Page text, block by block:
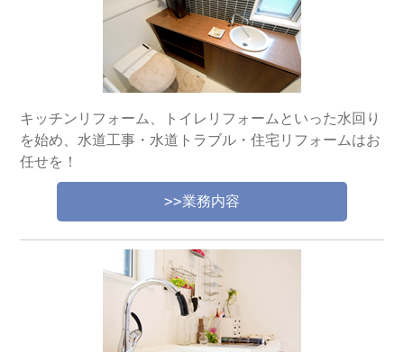
キッチンリフォーム、トイレリフォームといった水回り
を始め、水道工事・水道トラブル・住宅リフォームはお
任せを！
>>業務内容